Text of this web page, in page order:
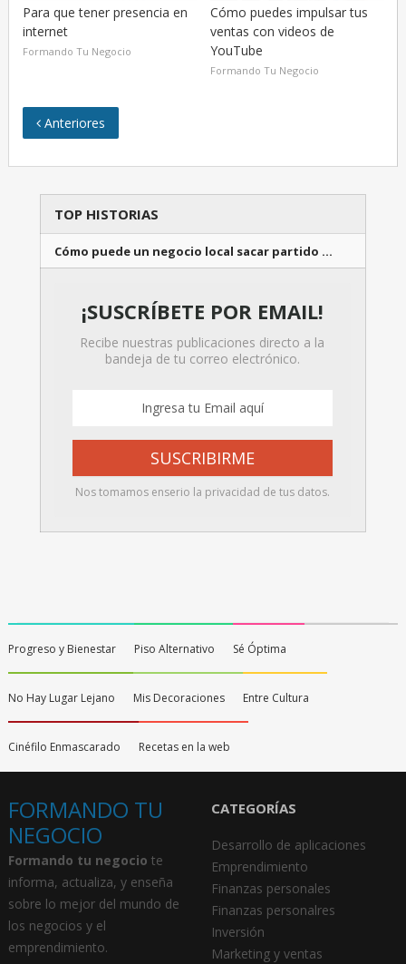
Para que tener presencia en
internet
Formando Tu Negocio
Cómo puedes impulsar tus
ventas con videos de
YouTube
Formando Tu Negocio
Anteriores
TOP HISTORIAS
Cómo puede un negocio local sacar partido …
¡SUSCRÍBETE POR EMAIL!
Recibe nuestras publicaciones directo a la
bandeja de tu correo electrónico.
Nos tomamos enserio la privacidad de tus datos.
Progreso y Bienestar Piso Alternativo Sé Óptima
No Hay Lugar Lejano Mis Decoraciones Entre Cultura
Cinéfilo Enmascarado Recetas en la web
FORMANDO TU
NEGOCIO
Formando tu negocio te
informa, actualiza, y enseña
sobre lo mejor del mundo de
los negocios y el
emprendimiento.
CATEGORÍAS
Desarrollo de aplicaciones
Emprendimiento
Finanzas personales
Finanzas personalres
Inversión
Marketing y ventas